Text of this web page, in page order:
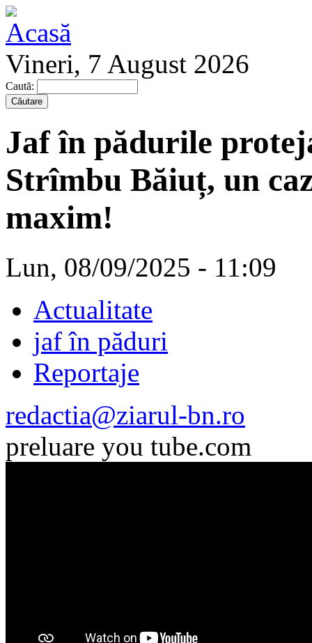
Vineri, 7 August 2026
Caută:
Jaf în pădurile
Strîmbu Băiuț, un
maxim!
Lun, 08/09/2025 - 11:09
Actualitate
jaf în păduri
Reportaje
redactia@ziarul-bn.ro
preluare you tube.com